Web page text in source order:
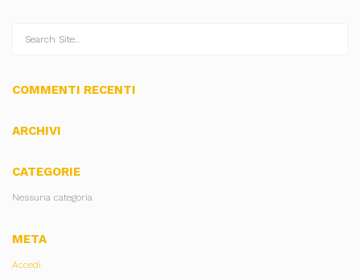
COMMENTI RECENTI
ARCHIVI
CATEGORIE
Nessuna categoria
META
Accedi